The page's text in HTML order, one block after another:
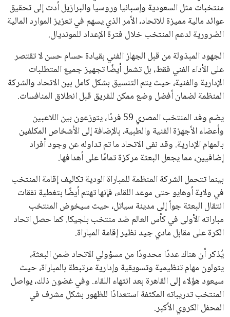
منتخبات مثل السعودية وإسبانيا وروسيا والبرازيل أدت إلى تحقيق
عوائد مالية مميزة للاتحاد، الأمر الذي يسهم في تعزيز الموارد المالية
الضرورية لدعم المنتخب خلال فترة الإعداد للمونديال.
الجهود المبذولة من قبل الجهاز الفني بقيادة حسام حسن لا تقتصر
على الأداء الفني فقط، بل تشمل أيضًا تجهيز جميع المتطلبات
الإدارية والفنية، حيث يتم التنسيق بشكل كامل بين الاتحاد والشركة
المنظمة لضمان أفضل وضع ممكن للفريق قبل انطلاق المنافسات.
يضم وفد المنتخب المصري 59 فردًا، يتوزعون بين اللاعبين
وأعضاء الأجهزة الفنية والطبية، بالإضافة إلى الأشخاص المكلفين
بالمهام الإدارية. وقد نفى الاتحاد ما تم تداوله عن وجود أفراد
إضافيين، مما يجعل البعثة مركزة تمامًا على أهدافها.
بينما تتحمل الشركة المنظمة للمباراة الودية تكاليف إقامة المنتخب
في ولاية أوهايو حتى موعد اللقاء، فإنها تهتم أيضًا بتغطية نفقات
انتقال البعثة جواً إلى مدينة سياتل، حيث سيخوض المنتخب
مباراته الأولى في كأس العالم ضد منتخب بلجيكا. كما حصل اتحاد
الكرة على مقابل مادي جيد نظير إقامة المباراة.
يُذكر أن هناك عددًا محدودًا من مسؤولي الاتحاد ضمن البعثة،
يتولون مهام تنظيمية وتسويقية وإدارية مرتبطة بالمباراة، حيث
سيعود هؤلاء إلى القاهرة بعد انتهاء اللقاء. وفي غضون ذلك، يواصل
المنتخب تدريباته المكثفة استعدادًا للظهور بشكل مشرف في
المحفل الكروي الأكبر.